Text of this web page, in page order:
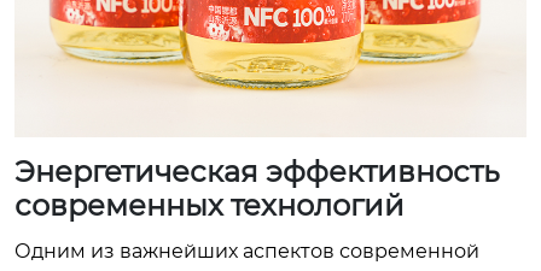
Энергетическая эффективность
современных технологий
Одним из важнейших аспектов современной